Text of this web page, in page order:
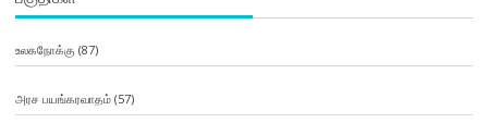
உலகநோக்கு (87)
அரச பயங்கரவாதம்(57)